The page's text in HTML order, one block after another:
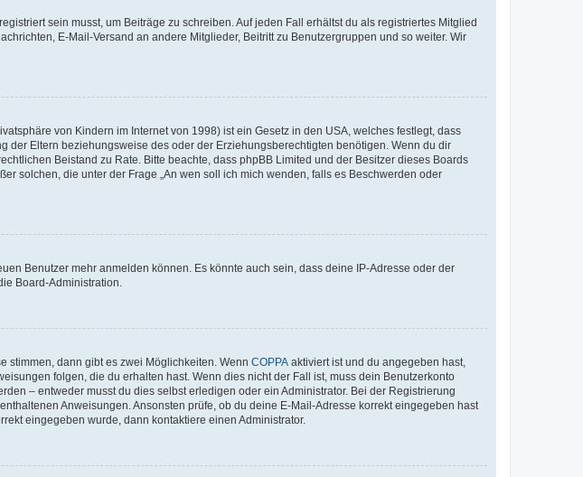
sein musst, um Beiträge zu schreiben. Auf jeden Fall erhältst du als registriertes Mitglied
E-Mail-Versand an andere Mitglieder, Beitritt zu Benutzergruppen und so weiter. Wir
von Kindern im Internet von 1998) ist ein Gesetz in den USA, welches festlegt, dass
Eltern beziehungsweise des oder der Erziehungsberechtigten benötigen. Wenn du dir
Beistand zu Rate. Bitte beachte, dass phpBB Limited und der Besitzer dieses Boards
solchen, die unter der Frage „An wen soll ich mich wenden, falls es Beschwerden oder
Benutzer mehr anmelden können. Es könnte auch sein, dass deine IP-Adresse oder der
Board-Administration.
stimmen, dann gibt es zwei Möglichkeiten. Wenn COPPA aktiviert ist und du angegeben hast,
folgen, die du erhalten hast. Wenn dies nicht der Fall ist, muss dein Benutzerkonto
– entweder musst du dies selbst erledigen oder ein Administrator. Bei der Registrierung
Anweisungen. Ansonsten prüfe, ob du deine E-Mail-Adresse korrekt eingegeben hast
eingegeben wurde, dann kontaktiere einen Administrator.